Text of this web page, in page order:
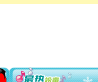
你太多，只有给你五千万：千万快乐
要平安！千万要知足！千万不要忘记